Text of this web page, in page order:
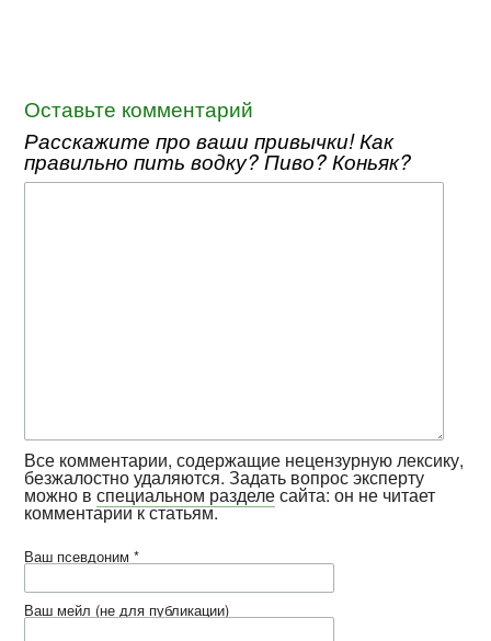
Оставьте комментарий
Расскажите про ваши привычки! Как
правильно пить водку? Пиво? Коньяк?
Все комментарии, содержащие нецензурную лексику,
безжалостно удаляются. Задать вопрос эксперту
можно вспециальном разделесайта: он не читает
комментарии к статьям.
Ваш псевдоним *
Ваш мейл (не для публикации)